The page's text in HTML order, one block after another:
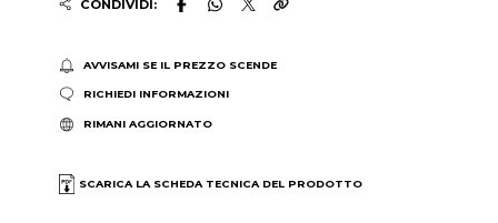
CONDIVIDI:
AVVISAMI SE IL PREZZO SCENDE
RICHIEDI INFORMAZIONI
RIMANI AGGIORNATO
SCARICA LA SCHEDA TECNICA DEL PRODOTTO